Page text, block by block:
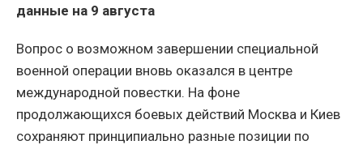
данные на 9 августа
Вопрос о возможном завершении специальной
военной операции вновь оказался в центре
международной повестки. На фоне
продолжающихся боевых действий Москва и Киев
сохраняют принципиально разные позиции по